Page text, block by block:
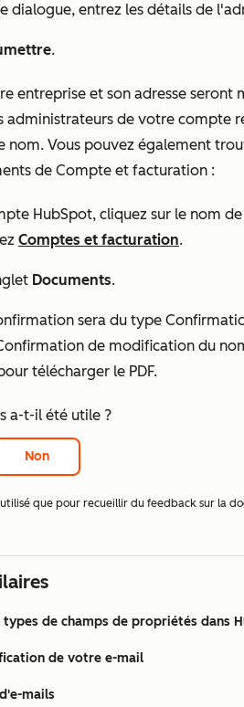
dialogue, entrez les détails de
.
entreprise et son adresse seront
administrateurs de votre compte
nom. Vous pouvez également
de Compte et facturation :
HubSpot, cliquez sur le nom de
Comptes et facturation.
Documents.
sera du type
de modification du
télécharger le PDF.
a-t-il été utile ?
Non
que pour recueillir du feedback sur la
de champs de propriétés dans
de votre e-mail
mails